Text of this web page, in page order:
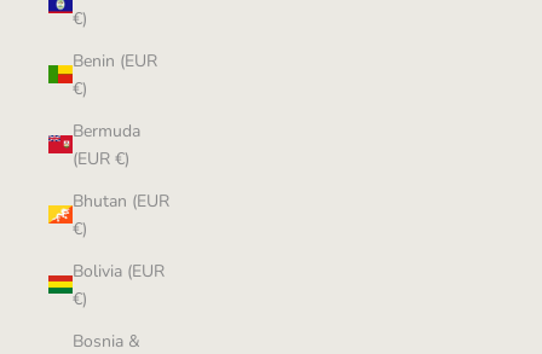
€)
Benin (EUR
€)
Bermuda
(EUR €)
Bhutan (EUR
€)
Bolivia (EUR
€)
Bosnia &